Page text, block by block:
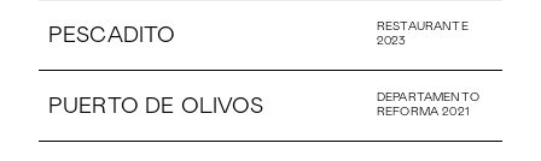
PESCADITO
RESTAURANTE
2023
PUERTO DE OLIVOS
DEPARTAMENTO
REFORMA 2021